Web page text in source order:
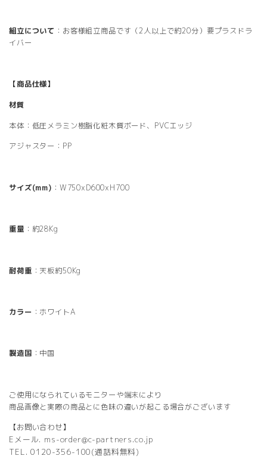
組立について ：お客様組立商品です（2人以上で約20分）要プラスドラ
イバー
【商品仕様】
材質
本体：低圧メラミン樹脂化粧木質ボード、PVCエッジ
アジャスター：PP
サイズ(mm) ：W750xD600xH700
重量 ：約28Kg
耐荷重 ：天板約50Kg
カラー ：ホワイトA
製造国 ：中国
ご使用になられているモニターや端末により
商品画像と実際の商品とに色味の違いが起こる場合がございます
【お問い合わせ】
Eメール. ms-order@c-partners.co.jp
TEL. 0120-356-100(通話料無料)